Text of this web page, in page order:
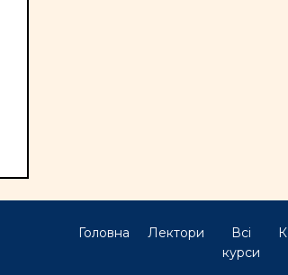
Головна Лектори
Всі
курси